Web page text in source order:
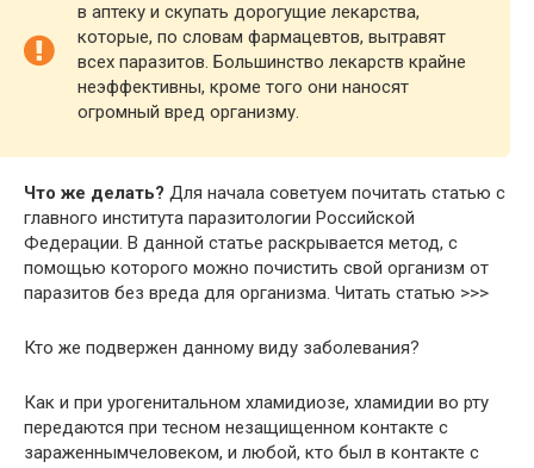
в аптеку и скупать дорогущие лекарства,
которые, по словам фармацевтов, вытравят
всех паразитов. Большинство лекарств крайне
неэффективны, кроме того они наносят
огромный вред организму.
Что же делать? Для начала советуем почитать статью с
главного института паразитологии Российской
Федерации. В данной статье раскрывается метод, с
помощью которого можно почистить свой организм от
паразитов без вреда для организма. Читать статью >>>
Кто же подвержен данному виду заболевания?
Как и при урогенитальном хламидиозе, хламидии во рту
передаются при тесном незащищенном контакте с
зараженнымчеловеком, и любой, кто был в контакте с